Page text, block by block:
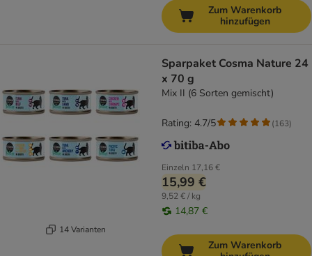
Zum Warenkorb
hinzufügen
14 Varianten
Sparpaket Cosma Nature 24
x 70 g
Mix II (6 Sorten gemischt)
Einzeln 17,16 €
15,99 €
9,52 € / kg
14,87 €
Rating: 4.7/5 (163)
Zum Warenkorb